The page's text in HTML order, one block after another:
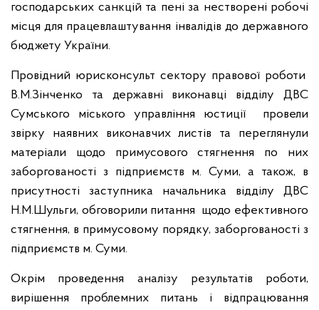
господарських санкцій та пені за нестворені робочі
місця для працевлаштування інвалідів до державного
бюджету України.
Провідний юрисконсульт сектору правової роботи
В.М.Зінченко та державні виконавці відділу ДВС
Сумського міського управління юстиції
провели
звірку наявних виконавчих листів та переглянули
матеріали щодо примусового стягнення по них
заборгованості з підприємств м. Суми, а також, в
присутності заступника начальника відділу ДВС
Н.М.Шульги, обговорили питання щодо ефективного
стягнення, в примусовому порядку, заборгованості з
підприємств м. Суми.
Окрім проведення аналізу результатів роботи,
вирішення проблемних питань і відпрацювання